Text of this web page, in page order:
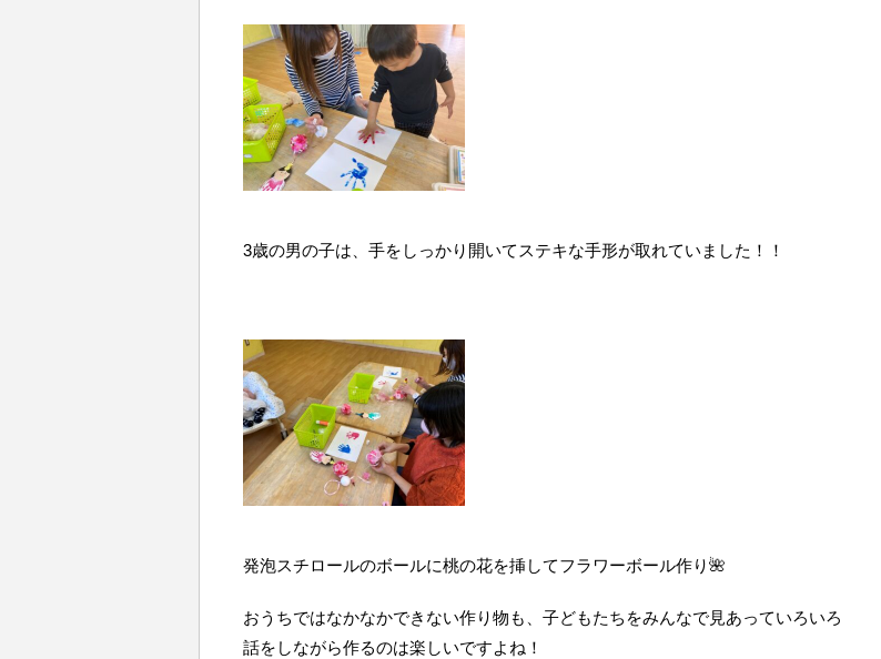
3歳の男の子は、手をしっかり開いてステキな手形が取れていました！！
発泡スチロールのボールに桃の花を挿してフラワーボール作り🌺
おうちではなかなかできない作り物も、子どもたちをみんなで見あっていろいろ
話をしながら作るのは楽しいですよね！